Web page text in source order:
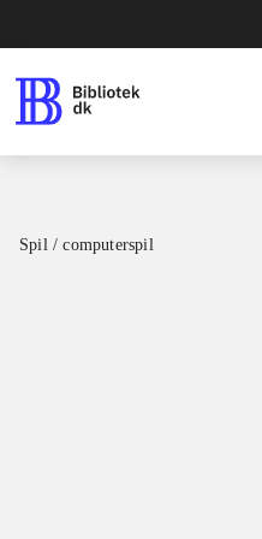
Spil / computerspil